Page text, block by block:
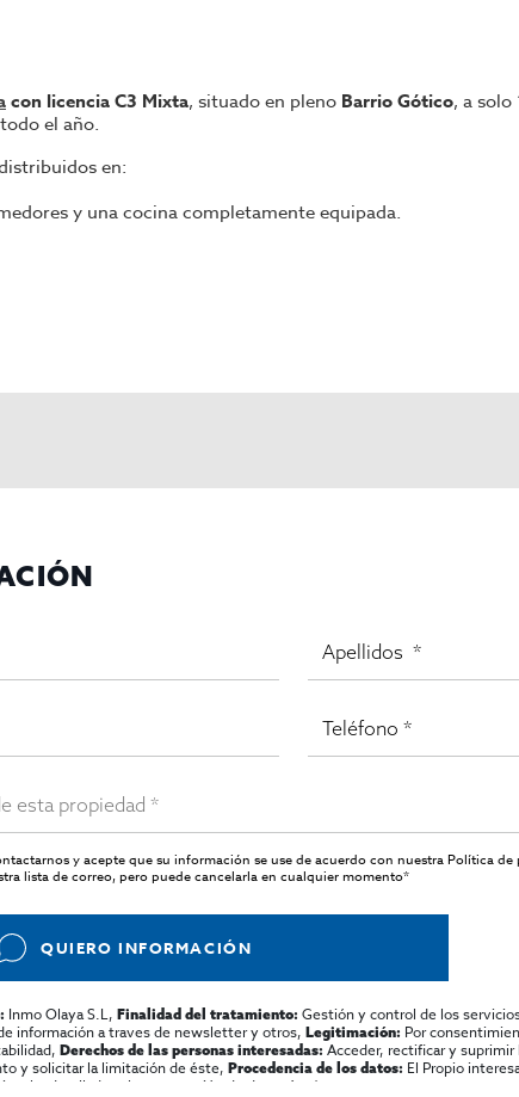
con licencia C3 Mixta, situado en pleno Barrio Gótico, a
el año.
en:
y una cocina completamente equipada.
mano en el corazón de Barcelona.
y acepte que su información se use de acuerdo con nuestraPolítica de
lista de correo, pero puede cancelarla en cualquier momento*
QUIERO INFORMACIÓN
Inmo Olaya S.L, Finalidad del tratamiento: Gestión y control de los
información a traves de newsletter y otros, Legitimación: Por
Derechos de las personas interesadas: Acceder, rectificar y
y solicitar la limitación de éste, Procedencia de los datos: El Propio
y detallada sobre protección de datos
Aquí.